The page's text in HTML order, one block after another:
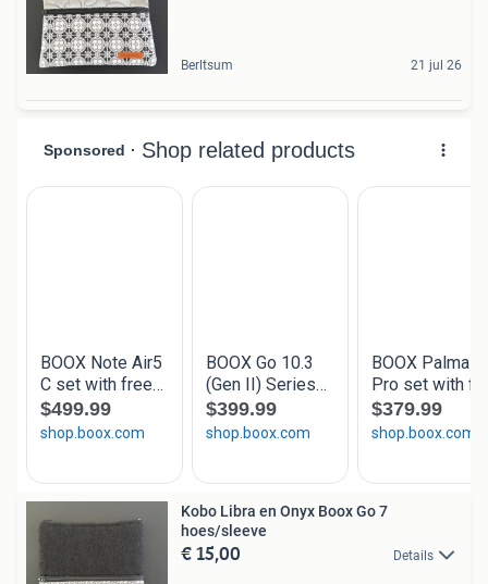
Berltsum 21 jul 26
Kobo Libra en Onyx Boox Go 7
hoes/sleeve
€ 15,00 Details